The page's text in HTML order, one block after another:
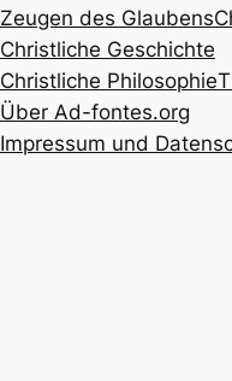
Zeugen des Glaubens
Christliche Geschichte
Christliche Philosophie
Über Ad-fontes.org
Impressum und